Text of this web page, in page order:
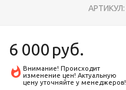
АРТИКУЛ:
6 000 руб.
Внимание! Происходит
изменение цен! Актуальную
цену уточняйте у менеджеров!